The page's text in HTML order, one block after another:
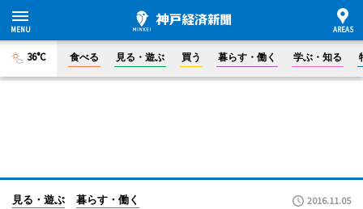
36°C 食べる 見る・遊ぶ 買う 暮らす・働く 学ぶ・知る
見る・遊ぶ 暮らす・働く 2016.11.05